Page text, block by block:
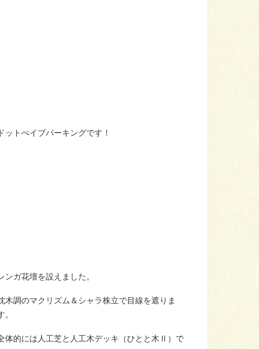
ドットぺイブパーキングです！
ンガ花壇を設えました。
木調のマクリズム＆シャラ株立で目線を遮りま
。
体的には人工芝と人工木デッキ（ひとと木Ⅱ）で